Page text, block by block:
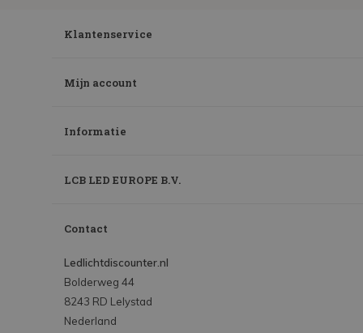
Klantenservice
Mijn account
Informatie
LCB LED EUROPE B.V.
Contact
Ledlichtdiscounter.nl
Bolderweg 44
8243 RD Lelystad
Nederland